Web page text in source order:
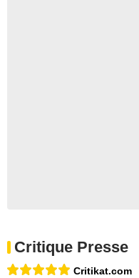
Critique Presse
Critikat.com